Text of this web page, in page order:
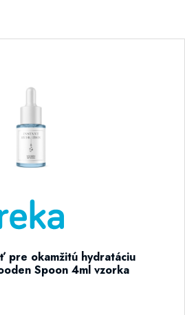
pre okamžitú hydratáciu
Spoon 4ml vzorka